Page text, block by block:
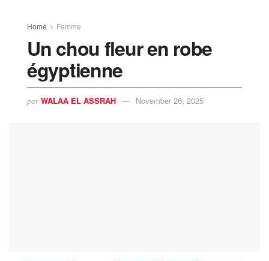
Home Femme
Un chou fleur en robe
égyptienne
par WALAA EL ASSRAH November 26, 2025